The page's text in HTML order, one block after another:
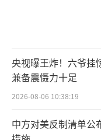
示，正在建设中
袭击。该反应堆
料，因此没有放
地区进行空袭
伊朗阿拉克、洪
央视曝王炸！六爷挂
兼备震慑力十足
2026-08-06 10:38:19
中方对美反制清单公